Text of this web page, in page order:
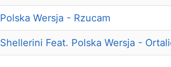
Polska Wersja - Rzucam
Shellerini Feat. Polska Wersja -